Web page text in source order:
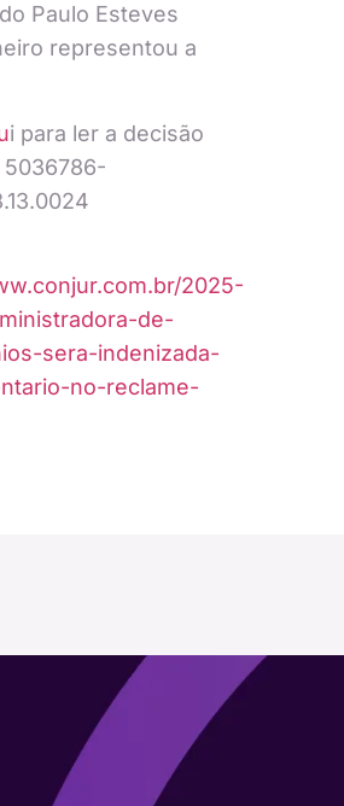
Paulo Esteves
representou a
i para ler a decisão
2025-
de-
sera-indenizada-
no-reclame-